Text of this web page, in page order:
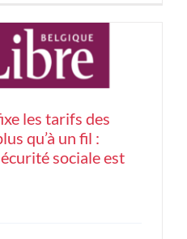
les tarifs des
qu’à un fil :
sociale est